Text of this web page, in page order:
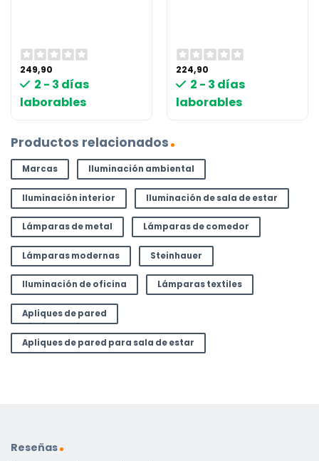
249,90
2 - 3 días
laborables
224,90
2 - 3 días
laborables
Productos relacionados
Marcas Iluminación ambiental
Iluminación interior Iluminación de sala de estar
Lámparas de metal Lámparas de comedor
Lámparas modernas Steinhauer
Iluminación de oficina Lámparas textiles
Apliques de pared
Apliques de pared para sala de estar
Reseñas